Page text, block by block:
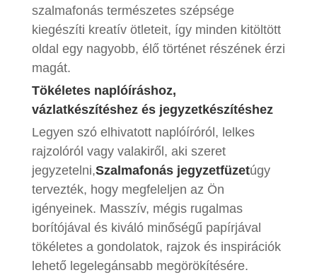
szalmafonás természetes szépsége
kiegészíti kreatív ötleteit, így minden kitöltött
oldal egy nagyobb, élő történet részének érzi
magát.
Tökéletes naplóíráshoz,
vázlatkészítéshez és jegyzetkészítéshez
Legyen szó elhivatott naplóíróról, lelkes
rajzolóról vagy valakiről, aki szeret
jegyzetelni,Szalmafonás jegyzetfüzetúgy
tervezték, hogy megfeleljen az Ön
igényeinek. Masszív, mégis rugalmas
borítójával és kiváló minőségű papírjával
tökéletes a gondolatok, rajzok és inspirációk
lehető legelegánsabb megörökítésére.